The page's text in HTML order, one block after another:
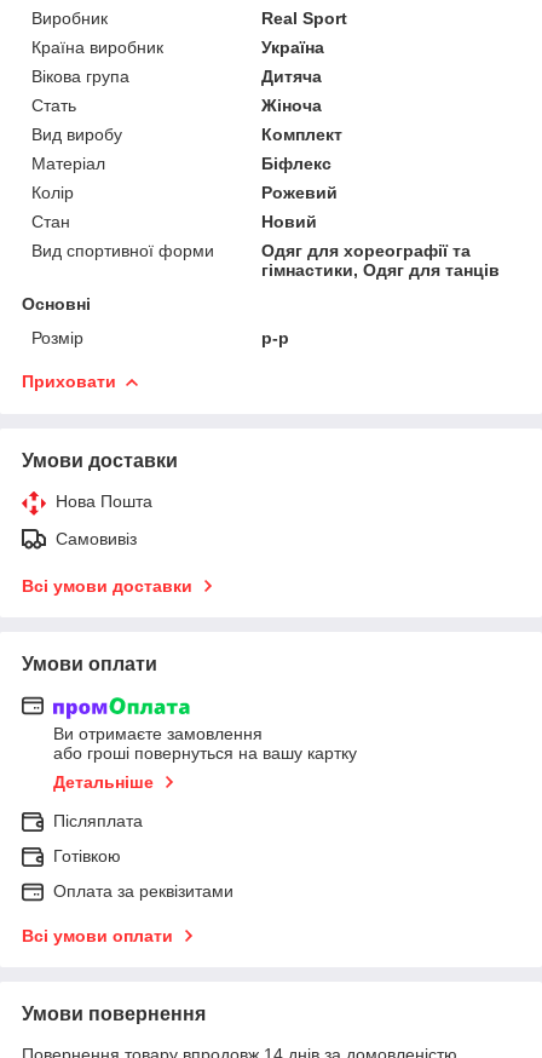
Виробник
Real Sport
Країна виробник
Україна
Вікова група
Дитяча
Стать
Жіноча
Вид виробу
Комплект
Матеріал
Біфлекс
Колір
Рожевий
Стан
Новий
Вид спортивної форми
Одяг для хореографії та
гімнастики, Одяг для танців
Основні
Розмір
р-р
Приховати
Умови доставки
Нова Пошта
Самовивіз
Всі умови доставки
Умови оплати
Ви отримаєте замовлення
або гроші повернуться на вашу картку
Детальніше
Післяплата
Готівкою
Оплата за реквізитами
Всі умови оплати
Умови повернення